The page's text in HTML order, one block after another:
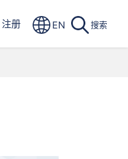
注册 EN 搜索